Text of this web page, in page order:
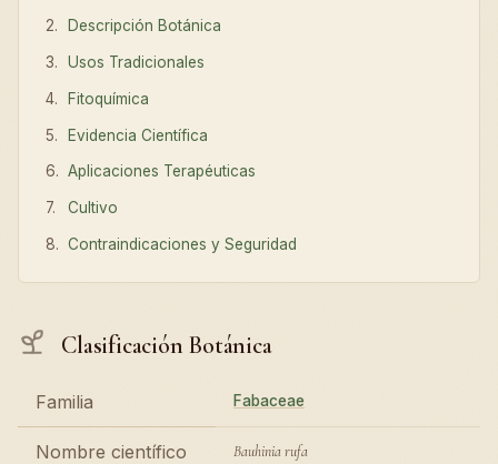
Descripción Botánica
Usos Tradicionales
Fitoquímica
Evidencia Científica
Aplicaciones Terapéuticas
Cultivo
Contraindicaciones y Seguridad
Clasificación Botánica
Familia Fabaceae
Nombre científico Bauhinia rufa